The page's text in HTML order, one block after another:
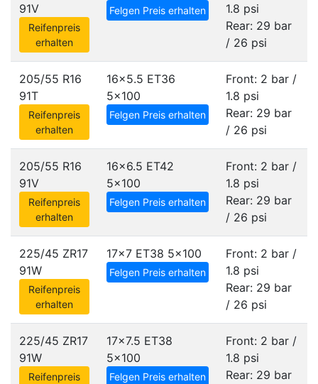
91V
Reifenpreis
erhalten
Felgen Preis erhalten
1.8 psi
Rear: 29 bar
/ 26 psi
205/55 R16
91T
Reifenpreis
erhalten
16x5.5 ET36
5x100
Felgen Preis erhalten
Front: 2 bar /
1.8 psi
Rear: 29 bar
/ 26 psi
205/55 R16
91V
Reifenpreis
erhalten
16x6.5 ET42
5x100
Felgen Preis erhalten
Front: 2 bar /
1.8 psi
Rear: 29 bar
/ 26 psi
225/45 ZR17
91W
Reifenpreis
erhalten
17x7 ET38 5x100
Felgen Preis erhalten
Front: 2 bar /
1.8 psi
Rear: 29 bar
/ 26 psi
225/45 ZR17
91W
Reifenpreis
17x7.5 ET38
5x100
Felgen Preis erhalten
Front: 2 bar /
1.8 psi
Rear: 29 bar